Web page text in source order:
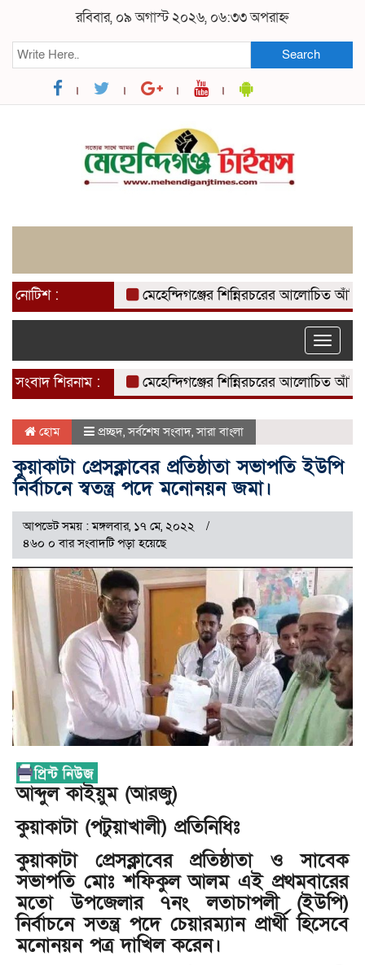
রবিবার, ০৯ অগাস্ট ২০২৬, ০৬:৩৩ অপরাহ্ন
Search
নোটিশ : মেহেন্দিগঞ্জের শিন্নিরচরের আলোচিত আঁখি
Toggle
সংবাদ শিরনাম :
মেহেন্দিগঞ্জের শিন্নিরচরের আলোচিত আঁখি
হোম প্রচ্ছদ,সর্বশেষ সংবাদ,সারা বাংলা
কুয়াকাটা প্রেসক্লাবের প্রতিষ্ঠাতা সভাপতি ইউপি
নির্বাচনে স্বতন্ত্র পদে মনোনয়ন জমা।
আপডেট সময় : মঙ্গলবার, ১৭ মে, ২০২২
৪৬০ ০ বার সংবাদটি পড়া হয়েছে
আব্দুল কাইয়ুম (আরজু)
কুয়াকাটা (পটুয়াখালী) প্রতিনিধিঃ
কুয়াকাটা প্রেসক্লাবের প্রতিষ্ঠাতা ও সাবেক
সভাপতি মোঃ শফিকুল আলম এই প্রথমবারের
মতো উপজেলার ৭নং লতাচাপলী (ইউপি)
নির্বাচনে সতন্ত্র পদে চেয়ারম্যান প্রার্থী হিসেবে
মনোনয়ন পত্র দাখিল করেন।